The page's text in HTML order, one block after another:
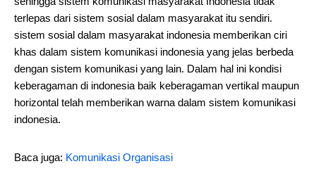
terlepas dari sistem sosial dalam masyarakat itu sendiri.
sistem sosial dalam masyarakat indonesia memberikan ciri
khas dalam sistem komunikasi indonesia yang jelas berbeda
dengan sistem komunikasi yang lain. Dalam hal ini kondisi
keberagaman di indonesia baik keberagaman vertikal maupun
horizontal telah memberikan warna dalam sistem komunikasi
indonesia.
Baca juga: Komunikasi Organisasi